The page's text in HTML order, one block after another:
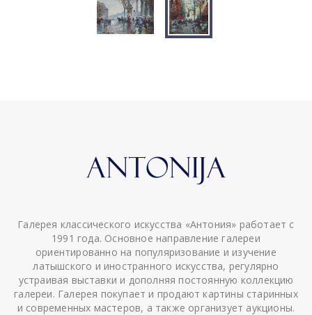
Галерея классического искусства «Антония» работает с
1991 года. Основное направление галереи
ориентированно на популяризование и изучение
латышского и иностранного искусства, регулярно
устраивая выставки и дополняя постоянную коллекцию
галереи. Галерея покупает и продают картины старинных
и современных мастеров, а также организует аукционы.